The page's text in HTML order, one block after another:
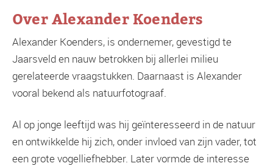
Over Alexander Koenders
Alexander Koenders, is ondernemer, gevestigd te
Jaarsveld en nauw betrokken bij allerlei milieu
gerelateerde vraagstukken. Daarnaast is Alexander
vooral bekend als natuurfotograaf.
Al op jonge leeftijd was hij geïnteresseerd in de natuur
en ontwikkelde hij zich, onder invloed van zijn vader, tot
een grote vogelliefhebber. Later vormde de interesse